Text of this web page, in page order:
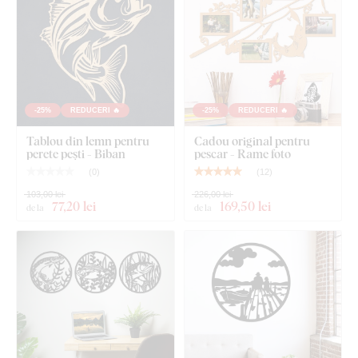
fine și subțiri.
Puteți alege dintre
rezistența la zgârieturi obișnuite.Grosimea
3 mm
conferă produsuluiefect 3D cu umbrire delicată, astfel încât pe
perete arată curat și elegant – spre deosebire de autocolantele
Placa respectăstandardul european de emisii E1
– este
sigură,
potrivită pentru interior (inclusiv camera copiilor).
-25% REDUCERI 🔥
Tablou din lemn pentru
perete pești - Biban
( 0 )
de la 77,20 lei
103,00 lei
-25% REDUCERI 🔥
Cadou original pentru
pescar - Rame foto
( 12)
de la 169,50 lei
226,00 lei